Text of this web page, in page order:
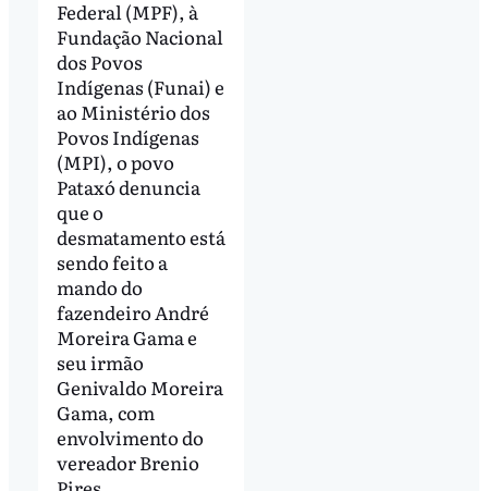
Federal (MPF), à
Fundação Nacional
dos Povos
Indígenas (Funai) e
ao Ministério dos
Povos Indígenas
(MPI), o povo
Pataxó denuncia
que o
desmatamento está
sendo feito a
mando do
fazendeiro André
Moreira Gama e
seu irmão
Genivaldo Moreira
Gama, com
envolvimento do
vereador Brenio